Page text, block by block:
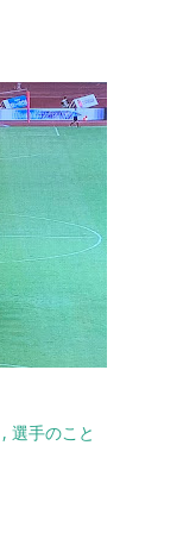
選手のこと